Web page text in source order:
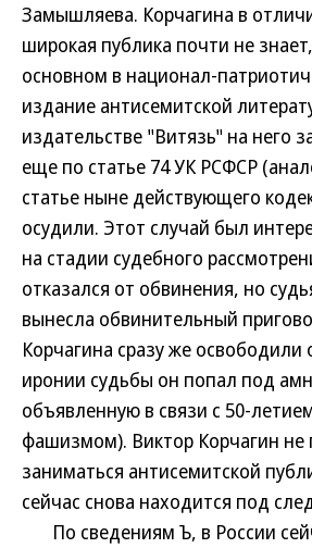
Замышляева. Корчагина в
широкая публика почти не
основном в национал-
издание антисемитской
издательстве "Витязь" на него
еще по статье 74 УК РСФСР
статье ныне действующего
осудили. Этот случай был
на стадии судебного
отказался от обвинения, но
вынесла обвинительный
Корчагина сразу же освободили
иронии судьбы он попал под
объявленную в связи с 50-
фашизмом). Виктор Корчагин не
заниматься антисемитской
сейчас снова находится под
По сведениям Ъ, в России